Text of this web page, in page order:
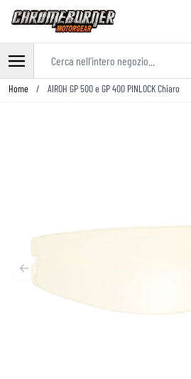
Salta al contenuto
Home / AIROH GP 500 e GP 400 PINLOCK Chiaro